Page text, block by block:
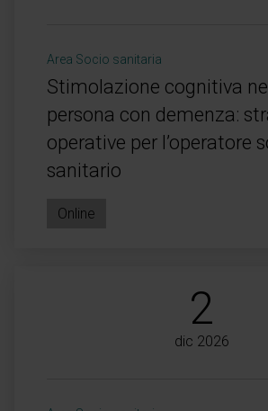
Area Socio sanitaria
Stimolazione cognitiva
persona con demenza:
operative per l’operatore
sanitario
Online
2
dic 2026